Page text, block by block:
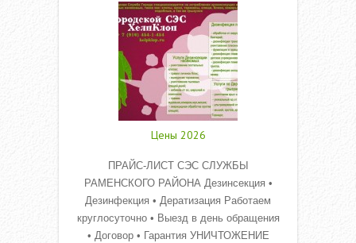
Цены 2026
ПРАЙС-ЛИСТ СЭС СЛУЖБЫ
РАМЕНСКОГО РАЙОНА Дезинсекция •
Дезинфекция • Дератизация Работаем
круглосуточно • Выезд в день обращения
• Договор • Гарантия УНИЧТОЖЕНИЕ